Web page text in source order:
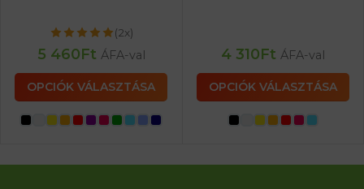
(2x)
5 460Ft ÁFA-val
OPCIÓK VÁLASZTÁSA
4 310Ft ÁFA-val
OPCIÓK VÁLASZTÁSA